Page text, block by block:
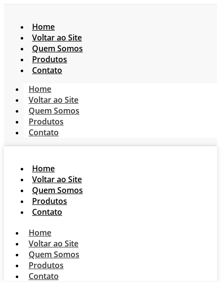
Home
Voltar ao Site
Quem Somos
Produtos
Contato
Home
Voltar ao Site
Quem Somos
Produtos
Contato
Home
Voltar ao Site
Quem Somos
Produtos
Contato
Home
Voltar ao Site
Quem Somos
Produtos
Contato